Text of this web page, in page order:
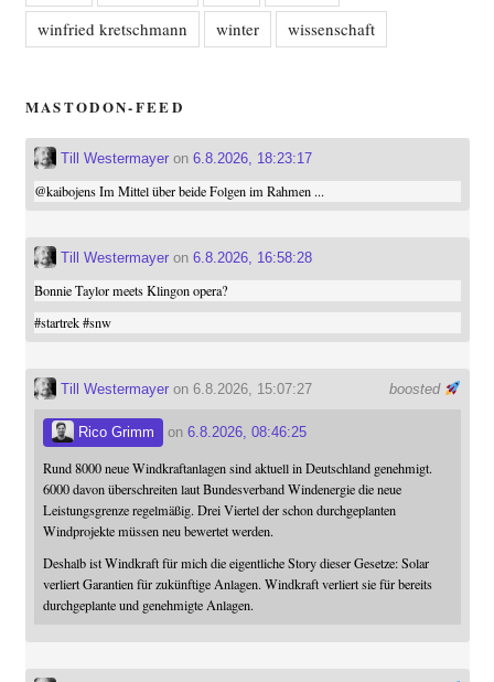
winfried kretschmann
winter wissenschaft
MASTODON-FEED
Till Westermayeron 6.8.2026, 18:23:17
@kaibojensIm Mittel über beide Folgen im Rahmen ...
Till Westermayeron 6.8.2026, 16:58:28
Bonnie Taylor meets Klingon opera?
#startrek #snw
boosted
Till Westermayeron 6.8.2026, 15:07:27
Rico Grimm on 6.8.2026, 08:46:25
Rund 8000 neue Windkraftanlagen sind aktuell in Deutschland genehmigt.
6000 davon überschreiten laut Bundesverband Windenergie die neue
Leistungsgrenze regelmäßig. Drei Viertel der schon durchgeplanten
Windprojekte müssen neu bewertet werden.
Deshalb ist Windkraft für mich die eigentliche Story dieser Gesetze: Solar
verliert Garantien für zukünftige Anlagen. Windkraft verliert sie für bereits
durchgeplante und genehmigte Anlagen.